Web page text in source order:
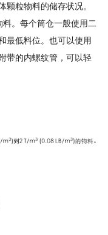
颗粒物料的储存状况。
。每个筒仓一般使用二
最低料位。也可以使用
带的内螺纹管，可以轻